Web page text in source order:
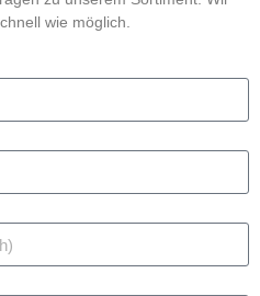
wie möglich.